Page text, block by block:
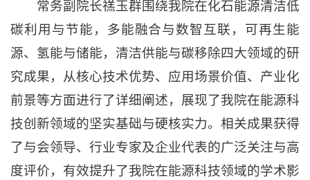
常务副院长禚玉群围绕我院在化石能源清洁低
碳利用与节能，多能融合与数智互联，可再生能
源、氢能与储能，清洁供能与碳移除四大领域的研
究成果，从核心技术优势、应用场景价值、产业化
前景等方面进行了详细阐述，展现了我院在能源科
技创新领域的坚实基础与硬核实力。相关成果获得
了与会领导、行业专家及企业代表的广泛关注与高
度评价，有效提升了我院在能源科技领域的学术影